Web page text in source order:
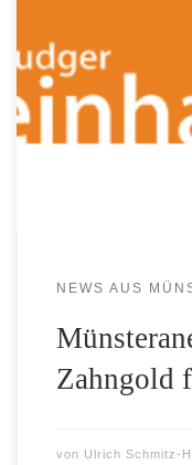
gesammelt und den
Summe konnte er
St. Mauritz e.V.,
Ludger Steinhaus
NEWS AUS
Zahngold
von Ulrich Schmitz-